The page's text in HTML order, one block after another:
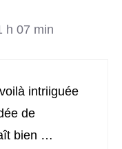
h 07 min
intriiguée
de
bien …